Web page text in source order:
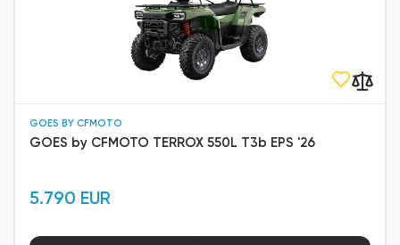
GOES BY CFMOTO
GOES by CFMOTO TERROX 550L T3b EPS '26
5.790 EUR